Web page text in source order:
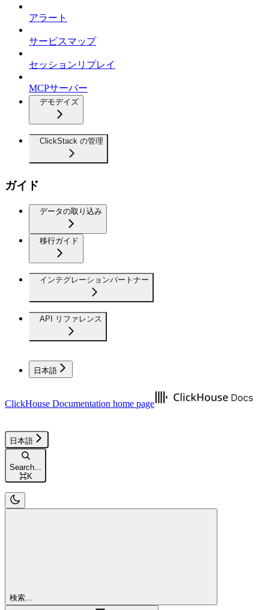
アラート
サービスマップ
セッションリプレイ
MCPサーバー
デモデイズ
ClickStack の管理
ガイド
データの取り込み
移行ガイド
インテグレーションパートナー
API リファレンス
日本語
ClickHouse Documentation home page
日本語
Search...
⌘K
検索...